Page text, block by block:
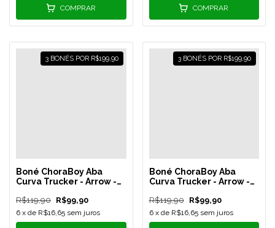
COMPRAR COMPRAR
3 BONÉS POR R$199,90
Boné ChoraBoy Aba
Curva Trucker - Arrow -
R$119,90 R$99,90
6 x de R$16,65 sem juros
3 BONÉS POR R$199,90
Boné ChoraBoy Aba
Curva Trucker - Arrow -
R$119,90 R$99,90
6 x de R$16,65 sem juros